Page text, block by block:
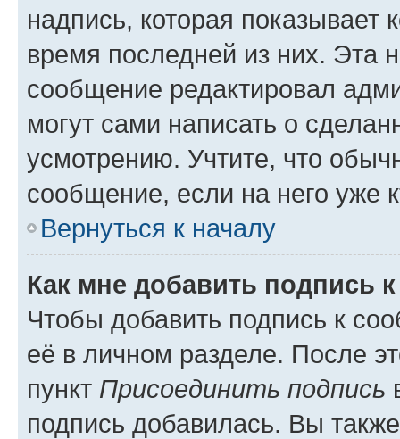
надпись, которая показывает
время последней из них. Эта
сообщение редактировал
могут сами написать о
усмотрению. Учтите, что
сообщение, если на него уже
Вернуться к началу
Как мне добавить подпись
Чтобы добавить подпись к
её в личном разделе. После
пункт Присоединить подпись
подпись добавилась. Вы